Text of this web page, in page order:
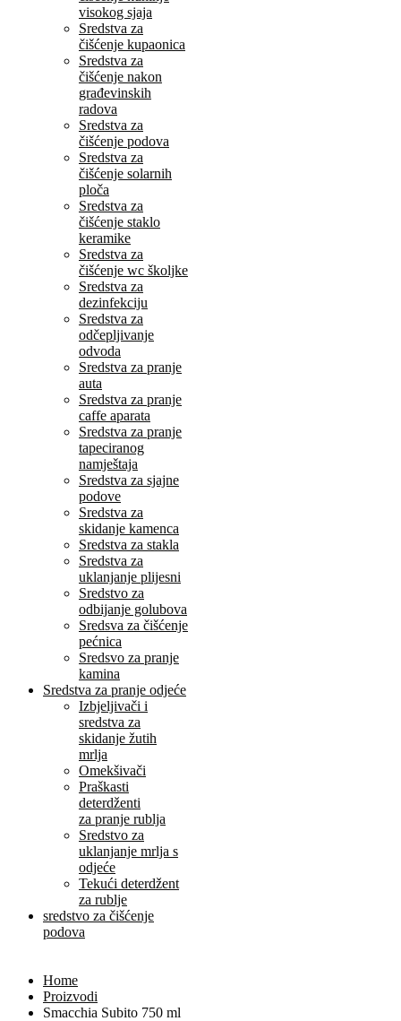
visokog sjaja
Sredstva za
čišćenje kupaonica
Sredstva za
čišćenje nakon
građevinskih
radova
Sredstva za
čišćenje podova
Sredstva za
čišćenje solarnih
ploča
Sredstva za
čišćenje staklo
keramike
Sredstva za
čišćenje wc školjke
Sredstva za
dezinfekciju
Sredstva za
odčepljivanje
odvoda
Sredstva za pranje
auta
Sredstva za pranje
caffe aparata
Sredstva za pranje
tapeciranog
namještaja
Sredstva za sjajne
podove
Sredstva za
skidanje kamenca
Sredstva za stakla
Sredstva za
uklanjanje plijesni
Sredstvo za
odbijanje golubova
Sredsva za čišćenje
pećnica
Sredsvo za pranje
kamina
Sredstva za pranje odjeće
Izbjeljivači i
sredstva za
skidanje žutih
mrlja
Omekšivači
Praškasti
deterdženti
za pranje rublja
Sredstvo za
uklanjanje mrlja s
odjeće
Tekući deterdžent
za rublje
sredstvo za čišćenje
podova
Home
Proizvodi
Smacchia Subito 750 ml